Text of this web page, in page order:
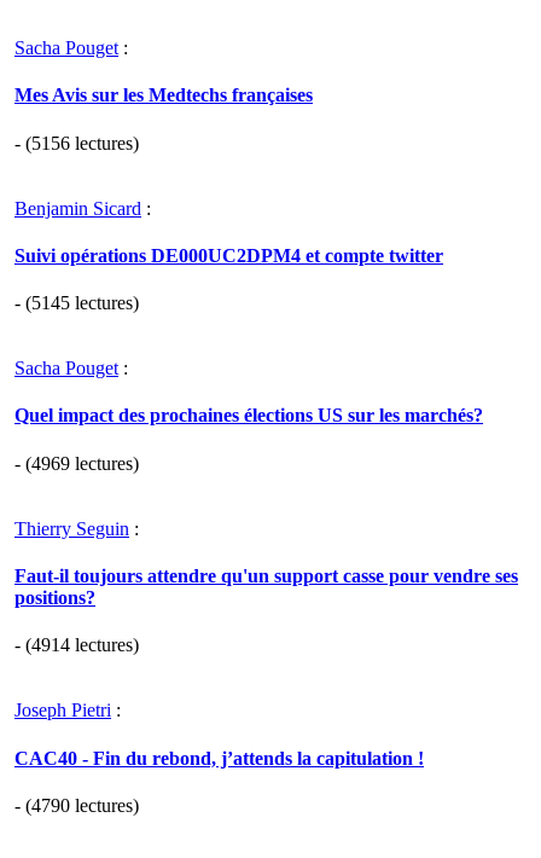
Sacha Pouget :
Mes Avis sur les Medtechs françaises
- (5156 lectures)
Benjamin Sicard :
Suivi opérations DE000UC2DPM4 et compte twitter
- (5145 lectures)
Sacha Pouget :
Quel impact des prochaines élections US sur les marchés?
- (4969 lectures)
Thierry Seguin :
Faut-il toujours attendre qu'un support casse pour vendre ses
positions?
- (4914 lectures)
Joseph Pietri :
CAC40 - Fin du rebond, j’attends la capitulation !
- (4790 lectures)